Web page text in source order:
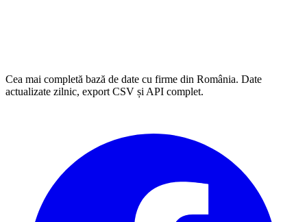
Cea mai completă bază de date cu firme din România. Date
actualizate zilnic, export CSV și API complet.